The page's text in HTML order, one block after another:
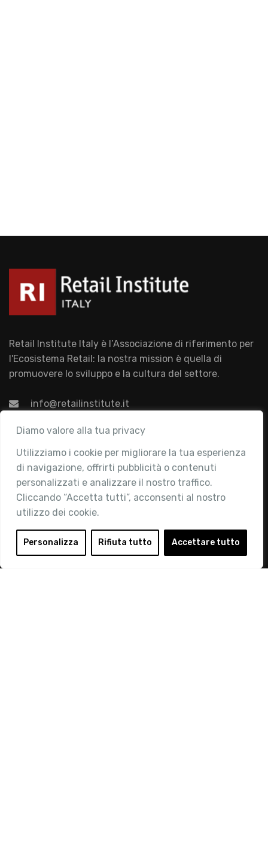
Diamo valore alla tua privacy
Utilizziamo i cookie per migliorare la tua esperienza
di navigazione, offrirti pubblicità o contenuti
personalizzati e analizzare il nostro traffico.
Cliccando “Accetta tutti”, acconsenti al nostro
utilizzo dei cookie.
Personalizza Rifiuta tutto Accettare tutto
Retail Institute Italy è l’Associazione di riferimento per
l'Ecosistema Retail: la nostra mission è quella di
promuovere lo sviluppo e la cultura del settore.
info@retailinstitute.it
Associazione
Chi siamo
Attività
Contatti
Area Riservata
Login
Diventa Socio